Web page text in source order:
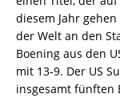
diesem Jahr
der Welt an den
Boening aus den
mit 13-9. Der US
insgesamt fünften